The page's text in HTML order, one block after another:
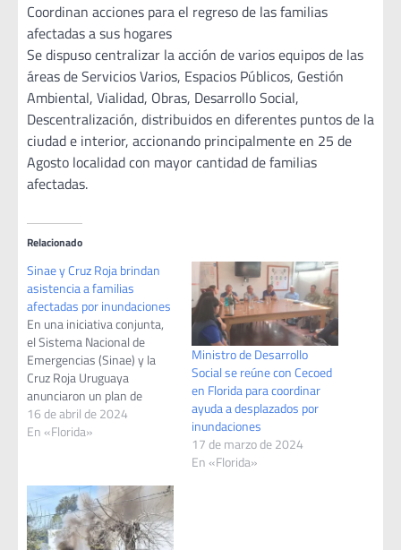
Coordinan acciones para el regreso de las familias
afectadas a sus hogares
Se dispuso centralizar la acción de varios equipos de las
áreas de Servicios Varios, Espacios Públicos, Gestión
Ambiental, Vialidad, Obras, Desarrollo Social,
Descentralización, distribuidos en diferentes puntos de la
ciudad e interior, accionando principalmente en 25 de
Agosto localidad con mayor cantidad de familias
afectadas.
Relacionado
Sinae y Cruz Roja brindan
asistencia a familias
afectadas por inundaciones
En una iniciativa conjunta,
el Sistema Nacional de
Emergencias (Sinae) y la
Cruz Roja Uruguaya
anunciaron un plan de
acción para ayudar a las
familias golpeadas por las
entre el 12 y el 21 de
marzo. Este esfuerzo
solidario está dirigido a
alrededor de…
16 de abril de 2024
En «Florida»
Ministro de Desarrollo
Social se reúne con Cecoed
en Florida para coordinar
ayuda a desplazados por
inundaciones
17 de marzo de 2024
En «Florida»